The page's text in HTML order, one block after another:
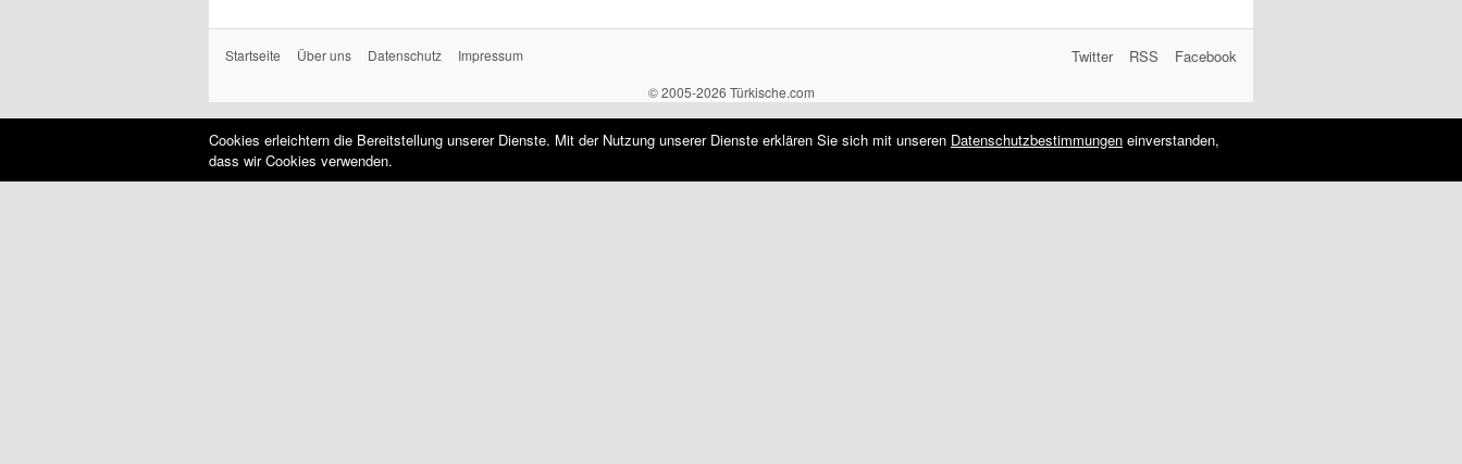
Startseite Über uns Datenschutz Impressum Facebook
RSS
Twitter
© 2005-2026 Türkische.com
Cookies erleichtern die Bereitstellung unserer Dienste. Mit der Nutzung unserer Dienste erklären Sie sich mit unseren Datenschutzbestimmungen einverstanden,
dass wir Cookies verwenden.